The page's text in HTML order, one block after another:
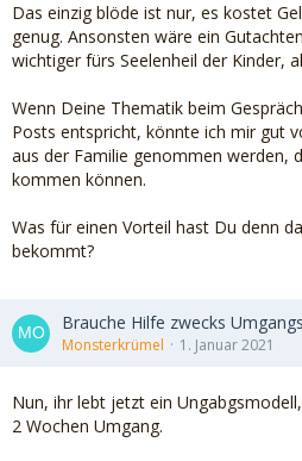
Das einzig blöde ist nur, es kostet
genug. Ansonsten wäre ein
wichtiger fürs Seelenheil der Kinder,
Wenn Deine Thematik beim
Posts entspricht, könnte ich mir gut
aus der Familie genommen werden,
kommen können.
Was für einen Vorteil hast Du denn
bekommt?
Brauche Hilfe zwecks
Monsterkrümel 1. Januar 2021
Nun, ihr lebt jetzt ein
2 Wochen Umgang.